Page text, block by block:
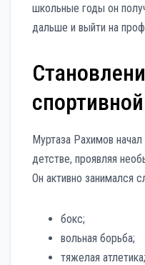
школьные годы он
дальше и выйти на
Муртаза Рахимов
детстве, проявляя
Он активно занимался
бокс;
вольная борьба;
тяжелая атлетика;